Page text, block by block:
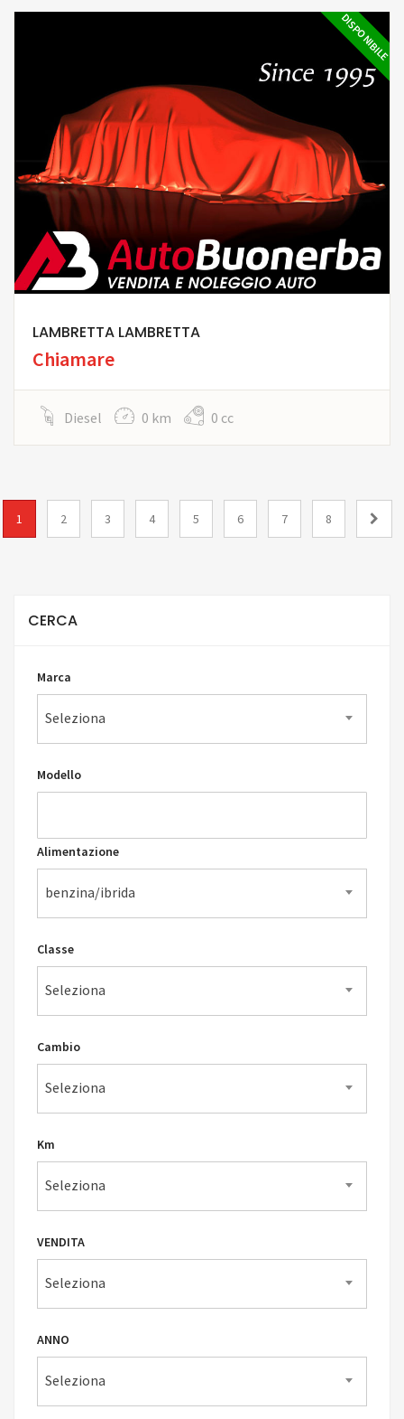
DISPONIBILE
LAMBRETTA LAMBRETTA
Chiamare
Diesel 0 km 0 cc
1 2 3 4 5 6 7 8
CERCA
Marca
Seleziona
Modello
Alimentazione
benzina/ibrida
Classe
Seleziona
Cambio
Seleziona
Km
Seleziona
VENDITA
Seleziona
ANNO
Seleziona